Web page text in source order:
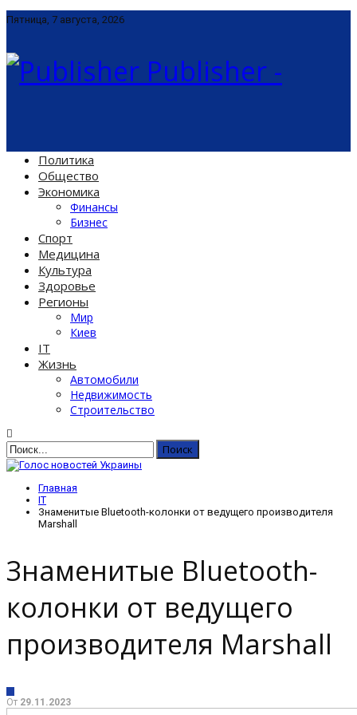
Пятница, 7 августа, 2026
Publisher -
Политика
Общество
Экономика
Финансы
Бизнес
Спорт
Медицина
Культура
Здоровье
Регионы
Мир
Киев
IT
Жизнь
Автомобили
Недвижимость
Строительство
Главная
IT
Знаменитые Bluetooth-колонки от ведущего производителя
Marshall
Знаменитые Bluetooth-
колонки от ведущего
производителя Marshall
От 29.11.2023